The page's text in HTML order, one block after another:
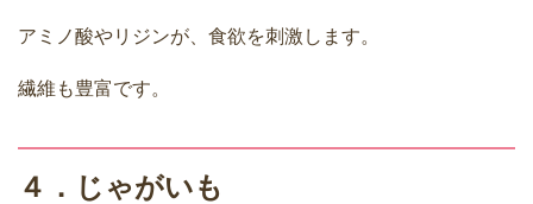
アミノ酸やリジンが、食欲を刺激します。
繊維も豊富です。
４．じゃがいも